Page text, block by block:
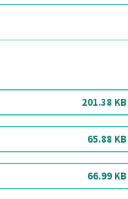
201.38 KB
65.88 KB
66.99 KB